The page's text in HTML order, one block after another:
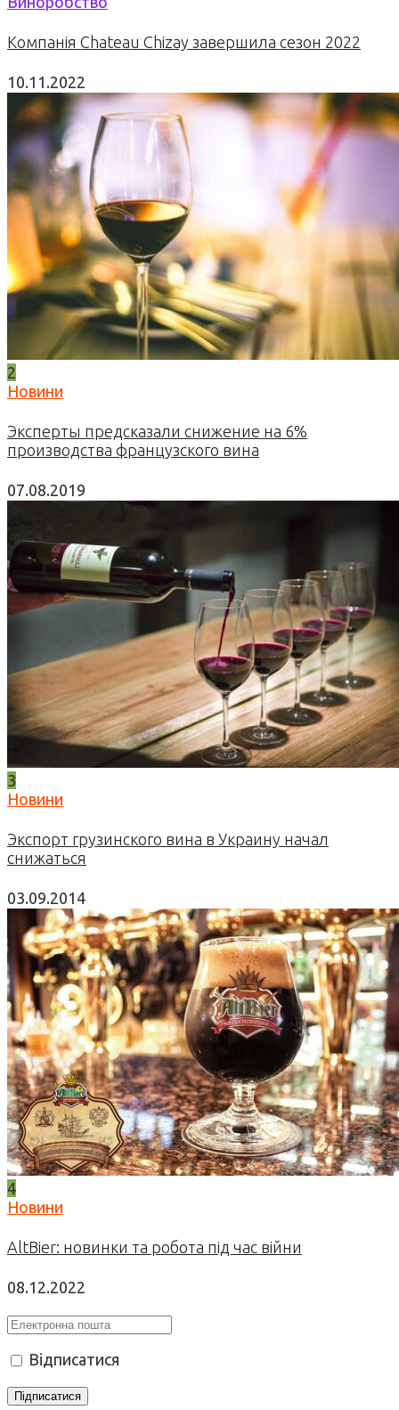
Компанія Chateau Chizay завершила сезон 2022
10.11.2022
2
Новини
Эксперты предсказали снижение на 6%
производства французского вина
07.08.2019
3
Новини
Экспорт грузинского вина в Украину начал
снижаться
03.09.2014
4
Новини
AltBier: новинки та робота під час війни
08.12.2022
Відписатися